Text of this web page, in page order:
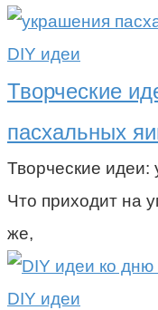
DIY идеи
Творческие
пасхальных
Творческие идеи:
Что приходит на
же,
DIY идеи